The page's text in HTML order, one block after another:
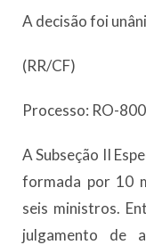
A decisão foi
(RR/CF)
Processo: RO-
A Subseção II
formada por 10
seis ministros.
julgamento de